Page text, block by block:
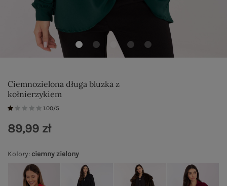
Ciemnozielona długa bluzka z
kołnierzykiem
1.00/5
Kolory: ciemny zielony
89,99 zł